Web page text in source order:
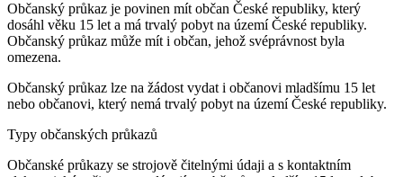
Občanský průkaz je povinen mít občan České republiky, který
dosáhl věku 15 let a má trvalý pobyt na území České republiky.
Občanský průkaz může mít i občan, jehož svéprávnost byla
omezena.
Občanský průkaz lze na žádost vydat i občanovi mladšímu 15 let
nebo občanovi, který nemá trvalý pobyt na území České republiky.
Typy občanských průkazů
Občanské průkazy se strojově čitelnými údaji a s kontaktním